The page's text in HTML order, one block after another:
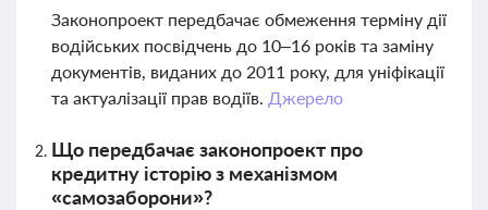
Законопроект передбачає обмеження терміну дії
водійських посвідчень до 10–16 років та заміну
документів, виданих до 2011 року, для уніфікації
та актуалізації прав водіїв. Джерело
Що передбачає законопроект про
кредитну історію з механізмом
«самозаборони»?